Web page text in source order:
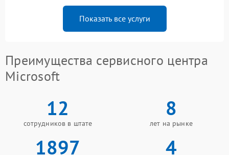
Показать все услуги
Преимущества сервисного центра
Microsoft
12
сотрудников в штате
8
лет на рынке
1897 4